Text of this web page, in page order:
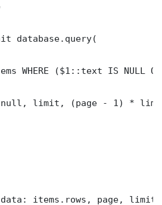
database.query(
WHERE ($1::text IS NULL
: null, limit, (page - 1) *
items.rows, page,